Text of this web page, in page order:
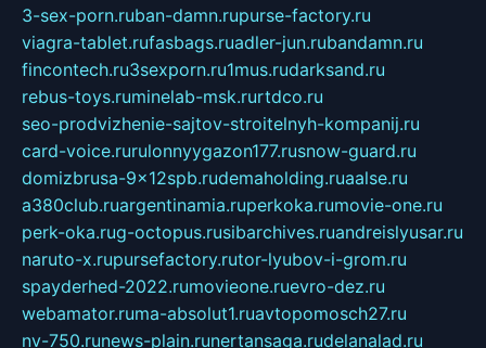
3-sex-porn.ruban-damn.rupurse-factory.ru
viagra-tablet.rufasbags.ruadler-jun.rubandamn.ru
fincontech.ru3sexporn.ru1mus.rudarksand.ru
rebus-toys.ruminelab-msk.rurtdco.ru
seo-prodvizhenie-sajtov-stroitelnyh-kompanij.ru
card-voice.rurulonnyygazon177.rusnow-guard.ru
domizbrusa-9x12spb.rudemaholding.ruaalse.ru
a380club.ruargentinamia.ruperkoka.rumovie-one.ru
perk-oka.rug-octopus.rusibarchives.ruandreislyusar.ru
naruto-x.rupursefactory.rutor-lyubov-i-grom.ru
spayderhed-2022.rumovieone.ruevro-dez.ru
webamator.ruma-absolut1.ruavtopomosch27.ru
nv-750.runews-plain.runertansaga.rudelanalad.ru